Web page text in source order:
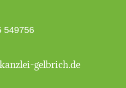
549756
gelbrich.de